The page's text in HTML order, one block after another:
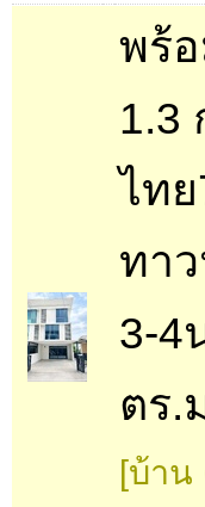
พร้
1.3
ไท
ทา
3-4
ตร.
[บ้าน